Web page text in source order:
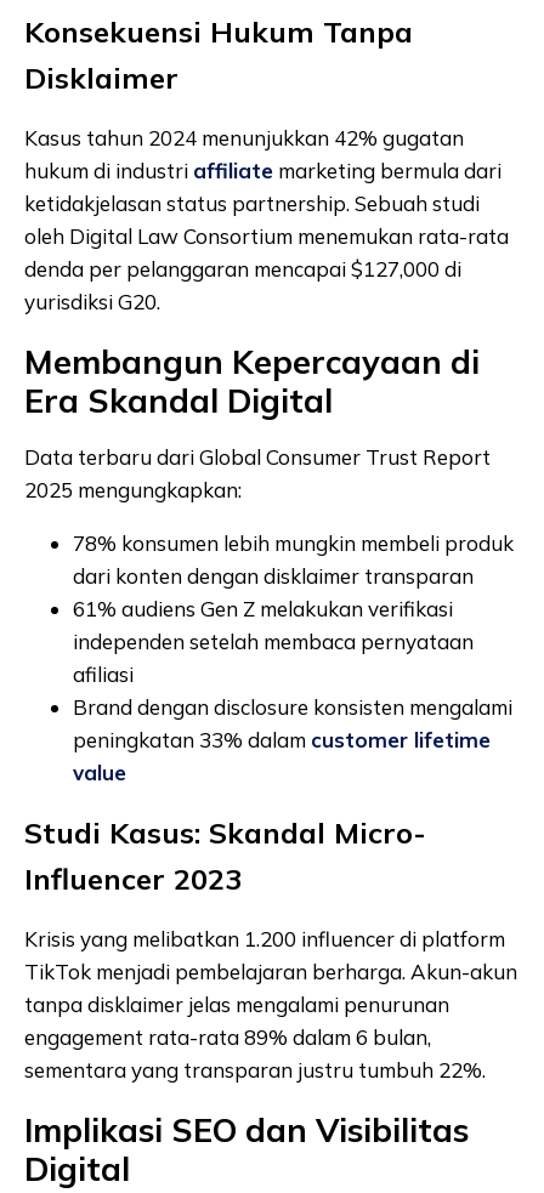
Konsekuensi Hukum Tanpa
Disklaimer
Kasus tahun 2024 menunjukkan 42% gugatan
hukum di industri affiliate marketing bermula dari
ketidakjelasan status partnership. Sebuah studi
oleh Digital Law Consortium menemukan rata-rata
denda per pelanggaran mencapai $127,000 di
yurisdiksi G20.
Membangun Kepercayaan di
Era Skandal Digital
Data terbaru dari Global Consumer Trust Report
2025 mengungkapkan:
78% konsumen lebih mungkin membeli produk
dari konten dengan disklaimer transparan
61% audiens Gen Z melakukan verifikasi
independen setelah membaca pernyataan
afiliasi
Brand dengan disclosure konsisten mengalami
peningkatan 33% dalam customer lifetime
value
Studi Kasus: Skandal Micro-
Influencer 2023
Krisis yang melibatkan 1.200 influencer di platform
TikTok menjadi pembelajaran berharga. Akun-akun
tanpa disklaimer jelas mengalami penurunan
engagement rata-rata 89% dalam 6 bulan,
sementara yang transparan justru tumbuh 22%.
Implikasi SEO dan Visibilitas
Digital